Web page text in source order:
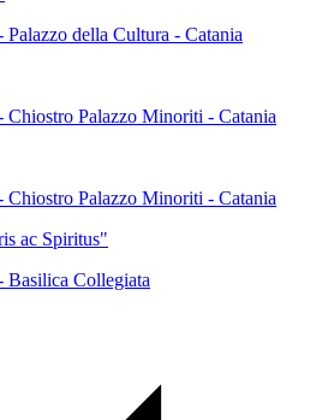
della Cultura - Catania
Chiostro Palazzo Minoriti - Catania
Chiostro Palazzo Minoriti - Catania
ac Spiritus"
Basilica Collegiata